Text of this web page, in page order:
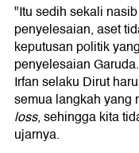
"Itu sedih sekali
penyelesaian, aset
keputusan politik
penyelesaian
Irfan selaku Dirut
semua langkah yang
loss, sehingga kita
ujarnya.